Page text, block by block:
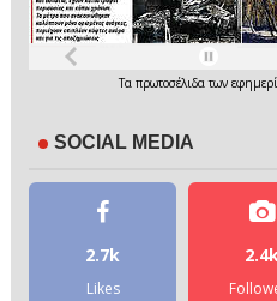
Τα πρωτοσέλιδατων
SOCIAL MEDIA
2.7k
Likes